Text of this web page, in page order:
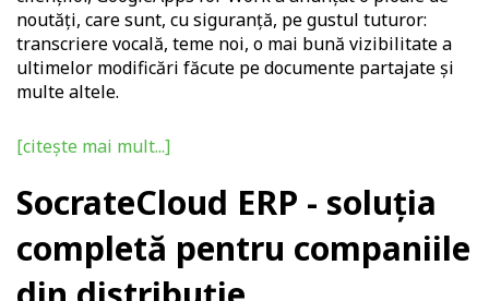
noutăți, care sunt, cu siguranță, pe gustul tuturor:
transcriere vocală, teme noi, o mai bună vizibilitate a
ultimelor modificări făcute pe documente partajate și
multe altele.
[citește mai mult...]
SocrateCloud ERP - soluția
completă pentru companiile